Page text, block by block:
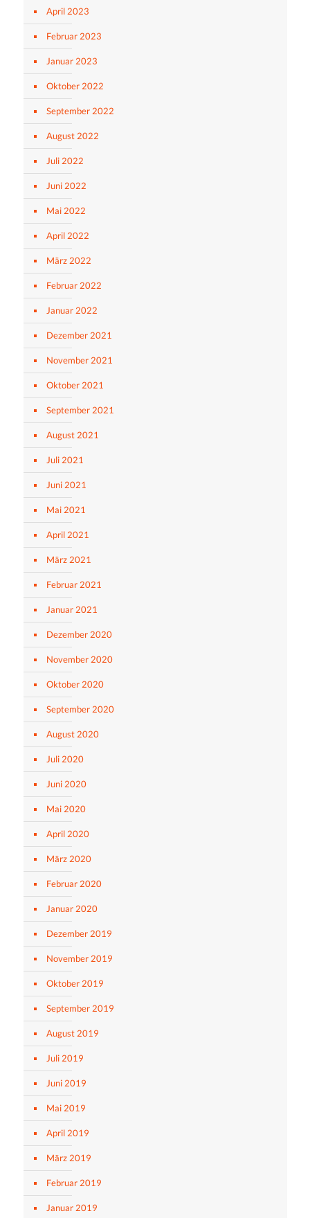
April 2023
Februar 2023
Januar 2023
Oktober 2022
September 2022
August 2022
Juli 2022
Juni 2022
Mai 2022
April 2022
März 2022
Februar 2022
Januar 2022
Dezember 2021
November 2021
Oktober 2021
September 2021
August 2021
Juli 2021
Juni 2021
Mai 2021
April 2021
März 2021
Februar 2021
Januar 2021
Dezember 2020
November 2020
Oktober 2020
September 2020
August 2020
Juli 2020
Juni 2020
Mai 2020
April 2020
März 2020
Februar 2020
Januar 2020
Dezember 2019
November 2019
Oktober 2019
September 2019
August 2019
Juli 2019
Juni 2019
Mai 2019
April 2019
März 2019
Februar 2019
Januar 2019